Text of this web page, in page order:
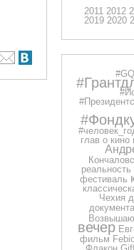
2011 2012
2019 2020
#GQ
глав о кино
реальность
фестиваль
Чехия
вечер
фильм